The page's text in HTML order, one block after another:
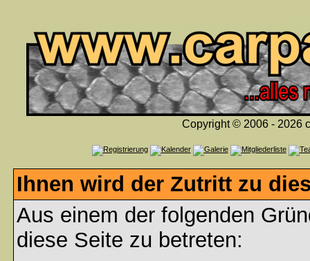
Copyright © 2006 - 2026
Ihnen wird der Zutritt zu
Aus einem der folgenden
diese Seite zu betreten: